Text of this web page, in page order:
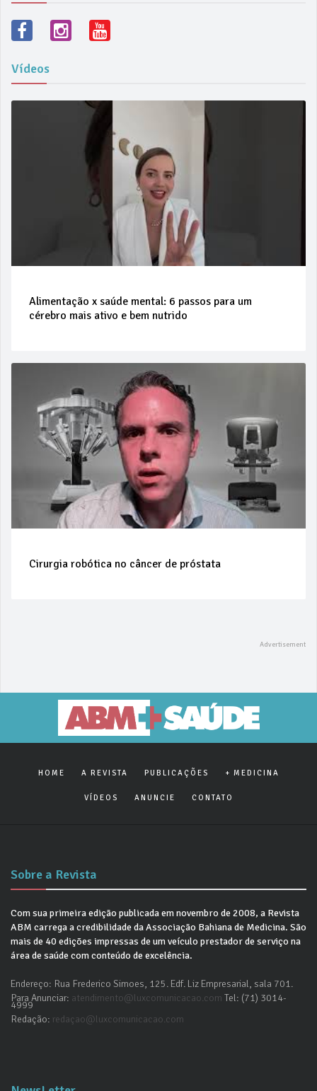
Vídeos
Alimentação x saúde mental: 6 passos para um
cérebro mais ativo e bem nutrido
Cirurgia robótica no câncer de próstata
HOME A REVISTA PUBLICAÇÕES + MEDICINA
VÍDEOS ANUNCIE CONTATO
Sobre a Revista
Com sua primeira edição publicada em novembro de 2008, a Revista
ABM carrega a credibilidade da Associação Bahiana de Medicina. São
mais de 40 edições impressas de um veículo prestador de serviço na
área de saúde com conteúdo de excelência.
Endereço: Rua Frederico Simoes, 125. Edf. Liz Empresarial, sala 701.
Para Anunciar: atendimento@luxcomunicacao.com Tel: (71) 3014-
4999
Redação: redaçao@luxcomunicacao.com